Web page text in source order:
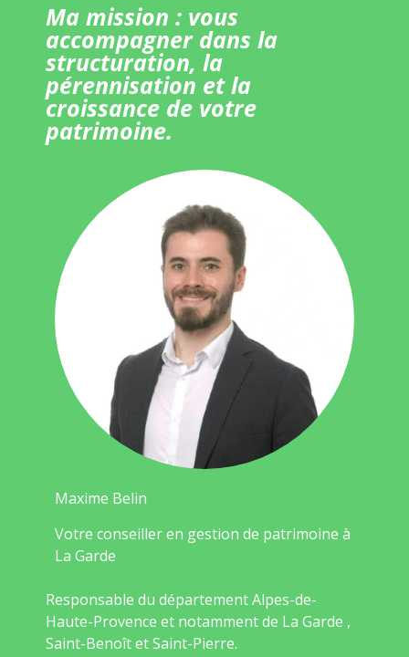
Ma mission : vous
accompagner dans la
structuration, la
pérennisation et la
croissance de votre
patrimoine.
Maxime Belin
Votre conseiller en gestion de patrimoine à
La Garde
Responsable du département Alpes-de-
Haute-Provence et notamment de La Garde ,
Saint-Benoît et Saint-Pierre.